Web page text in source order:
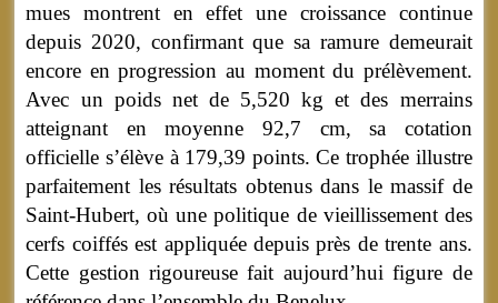
mues montrent en effet une croissance continue
depuis 2020, confirmant que sa ramure demeurait
encore en progression au moment du prélèvement.
Avec un poids net de 5,520 kg et des merrains
atteignant en moyenne 92,7 cm, sa cotation
officielle s’élève à 179,39 points. Ce trophée illustre
parfaitement les résultats obtenus dans le massif de
Saint-Hubert, où une politique de vieillissement des
cerfs coiffés est appliquée depuis près de trente ans.
Cette gestion rigoureuse fait aujourd’hui figure de